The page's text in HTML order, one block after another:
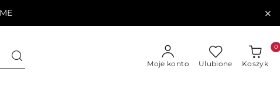
Moje konto Ulubione Koszyk
0